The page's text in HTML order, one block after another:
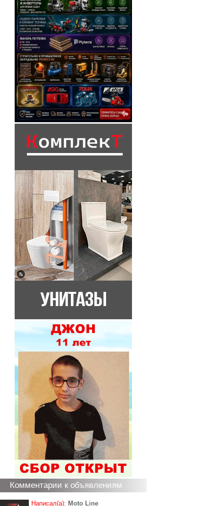
Комментарии к объявлениям
Написал(а): Moto Line